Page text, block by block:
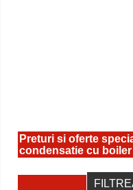
Preturi si oferte
condensatie cu